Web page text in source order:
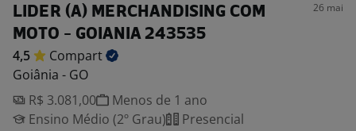
LIDER (A) MERCHANDISING COM
MOTO - GOIANIA 243535
26 mai
4,5
Compart
Goiânia - GO
R$ 3.081,00
Menos de 1 ano
Ensino Médio (2º Grau)
Presencial